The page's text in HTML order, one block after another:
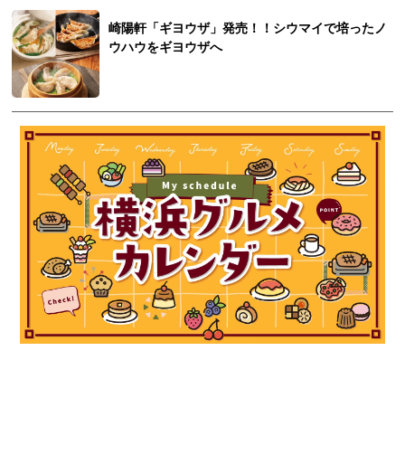
崎陽軒「ギヨウザ」発売！！シウマイで培ったノ
ウハウをギヨウザへ